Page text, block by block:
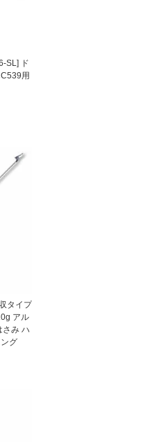
SL] ド
用
タイプ
アル
さみ ハ
グ